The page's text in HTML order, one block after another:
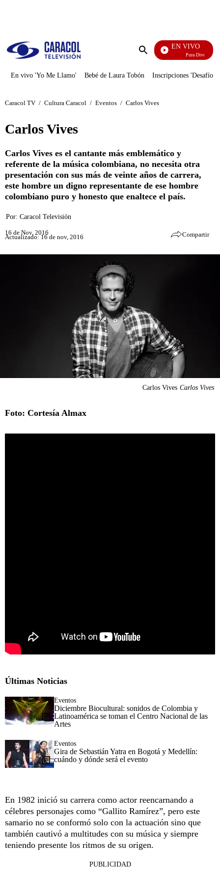
Enviar
EN VIVO
Pura Diversión
En vivo 'Yo Me Llamo' Bebé de Laura Tobón Inscripciones 'Desafío'
Caracol TV / Cultura Caracol / Eventos / Carlos Vives
Carlos Vives
Carlos Vives es el cantante más emblemático y
referente de la música colombiana, no necesita otra
presentación con sus más de veinte años de carrera,
este hombre un digno representante de ese hombre
colombiano puro y honesto que enaltece el país.
Por: Caracol Televisión
16 de Nov, 2016
Actualizado: 16 de nov, 2016 Compartir
Carlos Vives Carlos Vives
Foto: Cortesía Almax
Últimas Noticias
Eventos
Diciembre Biocultural: sonidos de Colombia y
Latinoamérica se toman el Centro Nacional de las
Artes
Eventos
Gira de Sebastián Yatra en Bogotá y Medellín:
cuándo y dónde será el evento
En 1982 inició su carrera como actor reencarnando a
célebres personajes como “Gallito Ramírez”, pero este
samario no se conformó solo con la actuación sino que
también cautivó a multitudes con su música y siempre
teniendo presente los ritmos de su origen.
PUBLICIDAD